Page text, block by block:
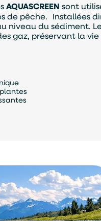
AQUASCREEN sont
de pêche. Installées
niveau du sédiment.
gaz, préservant la